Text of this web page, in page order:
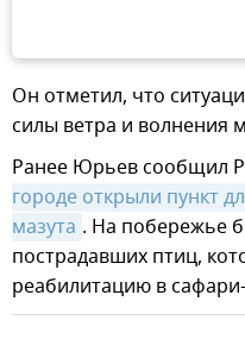
Он отметил, что
силы ветра и волнения
Ранее Юрьев сообщил
городе открыли пункт
мазута . На побережье
пострадавших птиц,
реабилитацию в